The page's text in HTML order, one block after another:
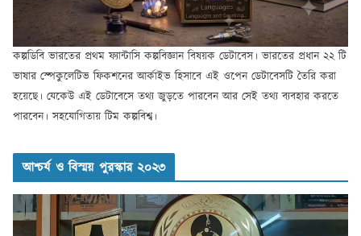
কল্পডিবি ভারতের প্রথম ফ্যান্টাসি কল্পবিজ্ঞান বিষয়ক ডেটাবেস। ভারতের প্রধান ২২ টি
ভাষার স্পেকুলেটিভ ফিকশনের আর্কাইভ হিসাবে এই ওপেন ডেটাবেসটি তৈরি করা
হয়েছে। যেকেউ এই ডেটাবেসে তথ্য জুড়তে পারবেন আর সেই তথ্য ব্যবহার করতে
পারবেন। সহযোগিতায় টিম কল্পবিশ্ব।
আশ্চর্য ও বিস্ময় পুরস্কার ২০২৩